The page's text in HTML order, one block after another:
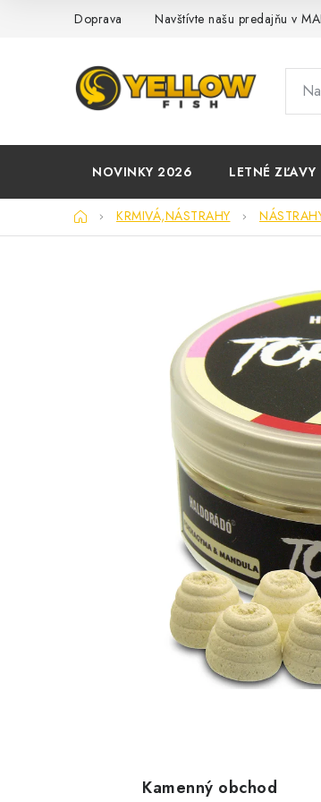
Doprava Navštívte našu predajňu v
NOVINKY 2026 LETNÉ ZĽAVY
DomovKRMIVÁ,NÁSTRAHY
Kamenný obchod